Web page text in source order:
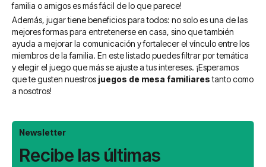
familia o amigos es más fácil de lo que parece!
Además, jugar tiene beneficios para todos: no solo es una de las
mejores formas para entretenerse en casa, sino que también
ayuda a mejorar la comunicación y fortalecer el vínculo entre los
miembros de la familia. En este listado puedes filtrar por temática
y elegir el juego que más se ajuste a tus intereses. ¡Esperamos
que te gusten nuestros juegos de mesa familiarestanto como
a nosotros!
Newsletter
Recibe las últimas